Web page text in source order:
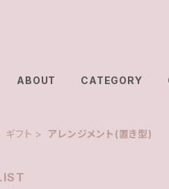
ABOUT CATEGORY
ギフト アレンジメント(置き型)